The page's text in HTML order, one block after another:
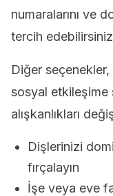
numaralarını ve
tercih
Diğer seçenekler,
sosyal etkileşime
alışkanlıkları
Dişlerinizi
fırçalayın
İşe veya eve